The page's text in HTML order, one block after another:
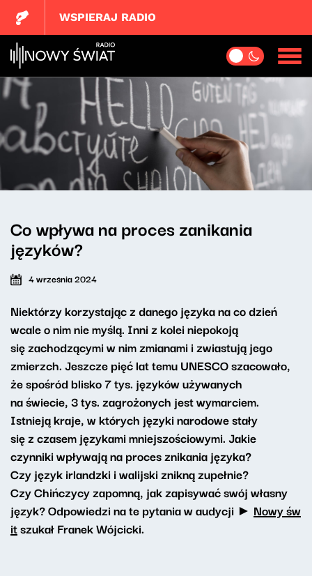
WSPIERAJ RADIO
Co wpływa na proces zanikania
języków?
4 września 2024
Niektórzy korzystając z danego języka na co dzień
wcale o nim nie myślą. Inni z kolei niepokoją
się zachodzącymi w nim zmianami i zwiastują jego
zmierzch. Jeszcze pięć lat temu UNESCO szacowało,
że spośród blisko 7 tys. języków używanych
na świecie, 3 tys. zagrożonych jest wymarciem.
Istnieją kraje, w których języki narodowe stały
się z czasem językami mniejszościowymi. Jakie
czynniki wpływają na proces znikania języka?
Czy język irlandzki i walijski znikną zupełnie?
Czy Chińczycy zapomną, jak zapisywać swój własny
język? Odpowiedzi na te pytania w audycji ► Nowy św
itszukał Franek Wójcicki.